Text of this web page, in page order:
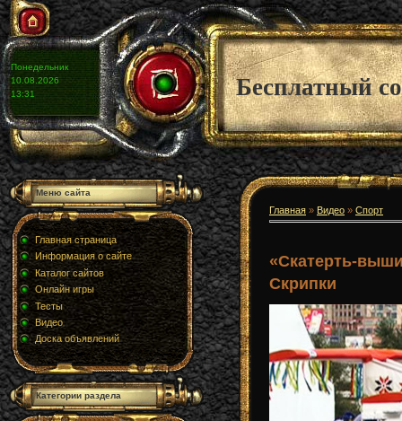
Понедельник
10.08.2026
13:31
Бесплатный
Меню сайта
Главная страница
Информация о сайте
Каталог сайтов
Онлайн игры
Тесты
Видео
Доска объявлений
Категории раздела
Главная » Видео » Спорт
«Скатерть-
Скрипки